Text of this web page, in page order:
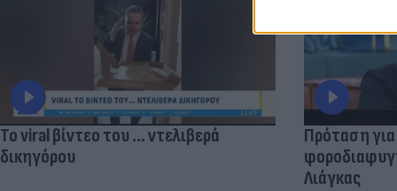
Το viral βίντεο του ... ντελιβερά
δικηγόρου
Πρόταση
Λιάγκας